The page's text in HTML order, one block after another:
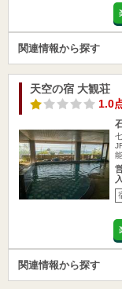
関連情報から探す
天空の宿 大観荘
1.0
関連情報から探す